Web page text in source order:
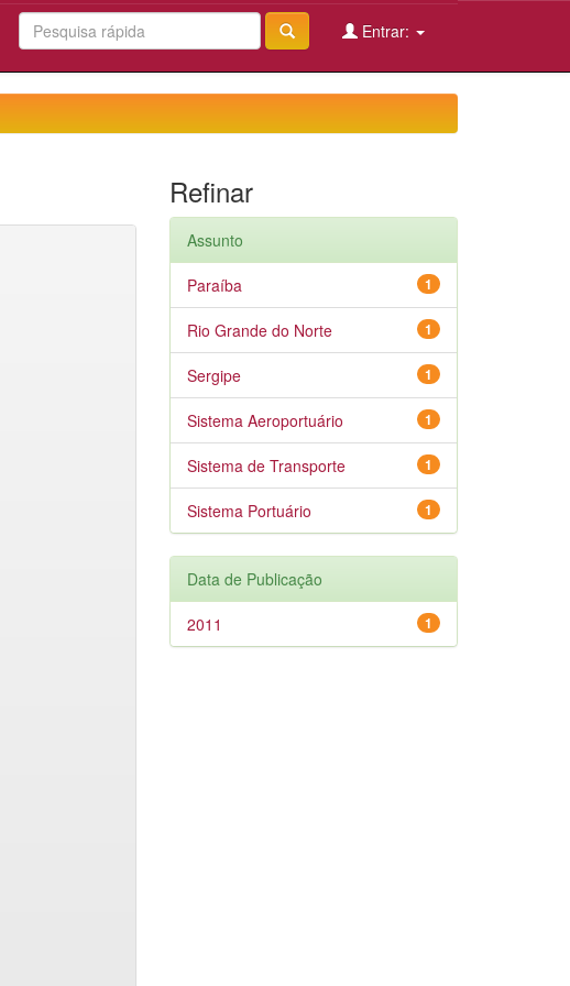
Entrar:
Refinar
Assunto
1
Paraíba
1
Rio Grande do Norte
1
Sergipe
1
Sistema Aeroportuário
1
Sistema de Transporte
1
Sistema Portuário
Data de Publicação
1
2011